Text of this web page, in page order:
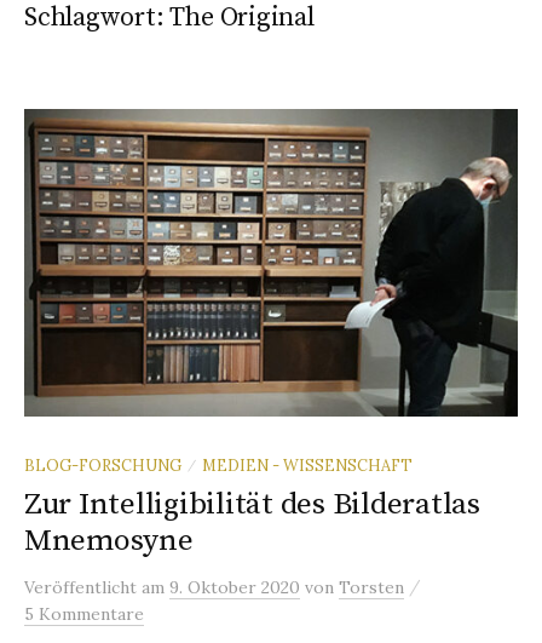
Schlagwort:The Original
BLOG-FORSCHUNG / MEDIEN - WISSENSCHAFT
Zur Intelligibilität des Bilderatlas
Mnemosyne
Veröffentlicht am 9. Oktober 2020 von Torsten /
5 Kommentare